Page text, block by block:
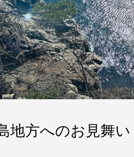
地方へのお見舞い